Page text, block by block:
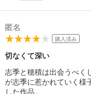
匿名
購入済み
切なくて深い
志季と穂積は出会うべく
が志季に惹かれていく様
した作品。